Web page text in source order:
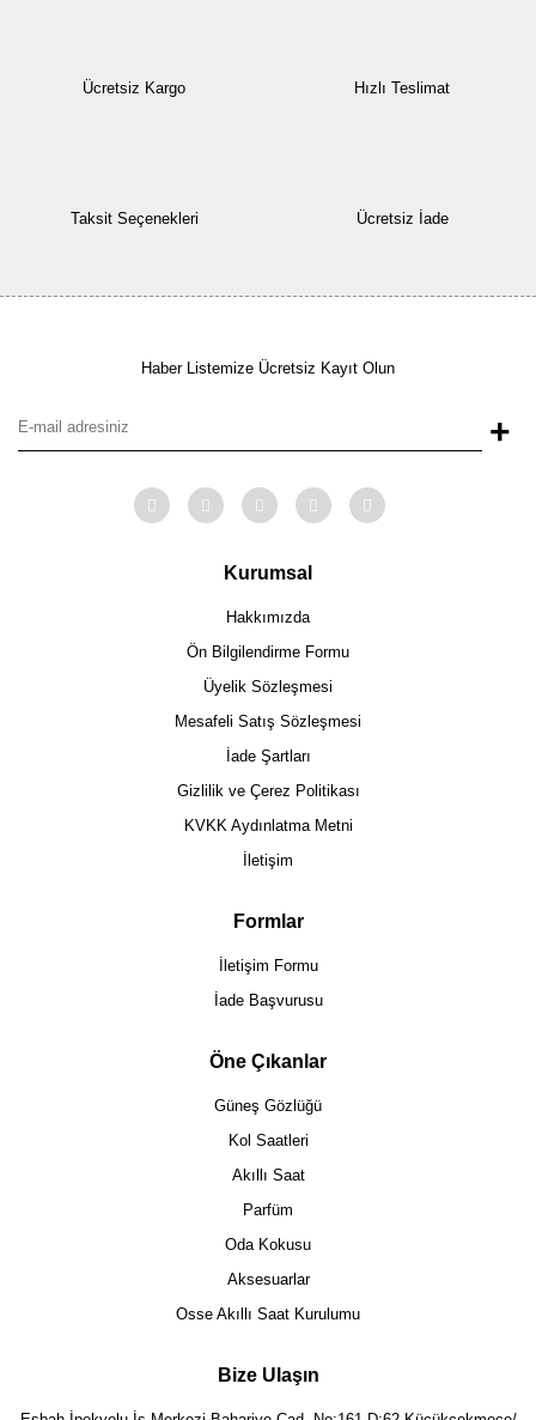
Ücretsiz Kargo Hızlı Teslimat
Taksit Seçenekleri Ücretsiz İade
Haber Listemize Ücretsiz Kayıt Olun
+
Kurumsal
Hakkımızda
Ön Bilgilendirme Formu
Üyelik Sözleşmesi
Mesafeli Satış Sözleşmesi
İade Şartları
Gizlilik ve Çerez Politikası
KVKK Aydınlatma Metni
İletişim
Formlar
İletişim Formu
İade Başvurusu
Öne Çıkanlar
Güneş Gözlüğü
Kol Saatleri
Akıllı Saat
Parfüm
Oda Kokusu
Aksesuarlar
Osse Akıllı Saat Kurulumu
Bize Ulaşın